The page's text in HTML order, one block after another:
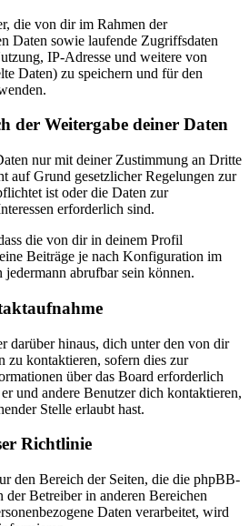
die von dir im Rahmen der
Daten sowie laufende Zugriffsdaten
IP-Adresse und weitere von
Daten) zu speichern und für den
der Weitergabe deiner Daten
nur mit deiner Zustimmung an Dritte
auf Grund gesetzlicher Regelungen zur
ist oder die Daten zur
erforderlich sind.
die von dir in deinem Profil
Beiträge je nach Konfiguration im
abrufbar sein können.
darüber hinaus, dich unter den von dir
zu kontaktieren, sofern dies zur
über das Board erforderlich
und andere Benutzer dich kontaktieren,
Stelle erlaubt hast.
Richtlinie
den Bereich der Seiten, die die phpBB-
der Betreiber in anderen Bereichen
Daten verarbeitet, wird